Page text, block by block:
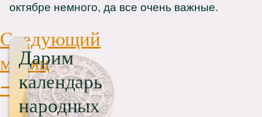
октябре немного, да все очень важные.
Следующий
месяц
⟶
Дарим
календарь
народных